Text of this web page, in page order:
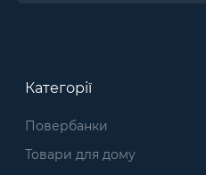
Категорії
Повербанки
Товари для дому